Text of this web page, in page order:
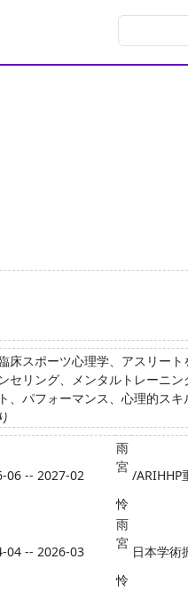
床スポーツ心理学、アスリー
リング、メンタルトレーニン
、パフォーマンス、心理的ス
06 -- 2027-02
雨
宮
怜
/ARIHHP
04 -- 2026-03
雨
宮
怜
日本学術